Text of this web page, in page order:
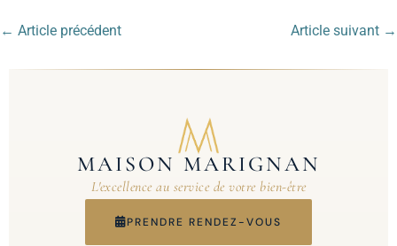
← Article précédent Article suivant →
MAISON MARIGNAN
L'excellence au service de votre bien-être
PRENDRE RENDEZ-VOUS